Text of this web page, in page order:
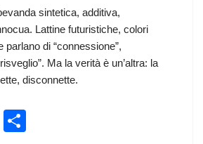
sintetica, additiva,
Lattine futuristiche, colori
parlano di “connessione”,
Ma la verità è un’altra: la
disconnette.
E